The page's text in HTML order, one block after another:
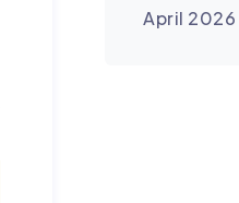
April 2026